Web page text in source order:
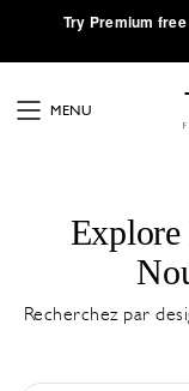
·Try Premium
MENU
Recherchez par